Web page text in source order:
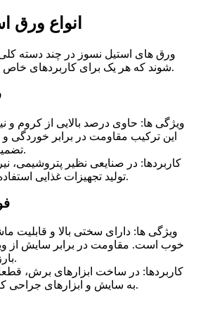
انواع ورق
ورق های استیل نسوز در چند دسته
شوند که هر یک برای کاربردهای خاص طراحی شده اند.
ویژگی ها: حاوی درصد بالایی از کروم و
این ترکیب مقاومت در برابر خوردگی و
تضمین می کند.
کاربردها: در صنایعی نظیر پتروشیمی،
تولید تجهیزات غذایی استفاده می شود.
ویژگی ها: دارای سختی بالا و قابلیت
خوب است. مقاومت در برابر سایش از
بارز آن است.
کاربردها: در ساخت ابزارهای برش،
به سایش و ابزارهای جراحی کاربرد دارد.